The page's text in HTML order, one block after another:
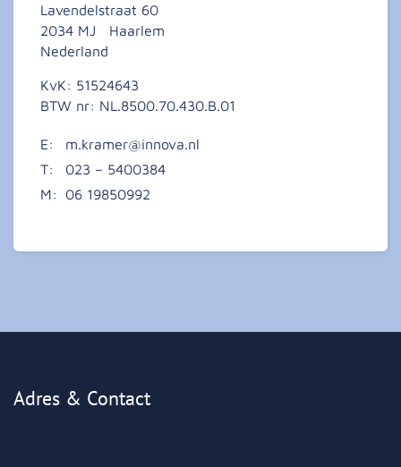
Lavendelstraat 60
2034 MJ
Haarlem
Nederland
KvK: 51524643
BTW nr: NL.8500.70.430.B.01
E:
m.kramer@innova.nl
T:
023 – 5400384
M:
06 19850992
Adres & Contact